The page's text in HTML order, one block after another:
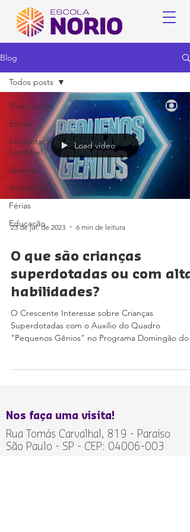
Blog
Todos posts
Escola
Alimentação
Saudável
Idiomas
Atividades
Férias
Educação
Todos posts
Load video
23 de jul. de 2023 6 min de leitura
O que são crianças
superdotadas ou com
habilidades?
O Crescente Interesse sobre Crianças
Superdotadas com o Auxílio do Quadro
"Pequenos Gênios" no Programa Domingão do
Nos faça uma visita!
Rua Tomás Carvalhal, 819 - Paraíso
São Paulo - SP - CEP: 04006-003